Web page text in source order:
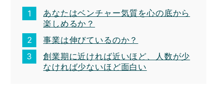
あなたはベンチャー気質を心の底から
楽しめるか？
事業は伸びているのか？
創業期に近ければ近いほど、人数が少
なければ少ないほど面白い